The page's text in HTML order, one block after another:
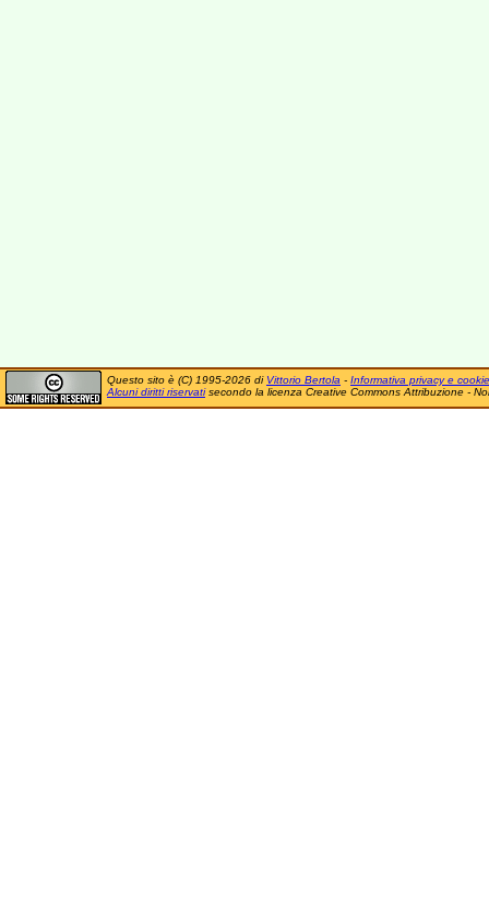
Questo sito è (C) 1995-2026 di Vittorio Bertola - Informativa privacy e cookie
Alcuni diritti riservatisecondo la licenza Creative Commons Attribuzione -